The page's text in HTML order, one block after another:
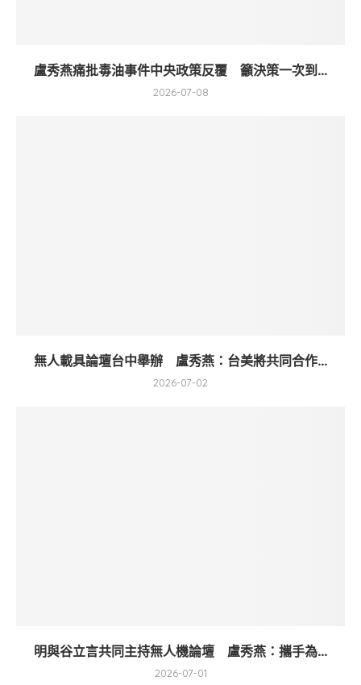
盧秀燕痛批毒油事件中央政策反覆 籲決策一次到...
2026-07-08
無人載具論壇台中舉辦 盧秀燕：台美將共同合作...
2026-07-02
明與谷立言共同主持無人機論壇 盧秀燕：攜手為...
2026-07-01